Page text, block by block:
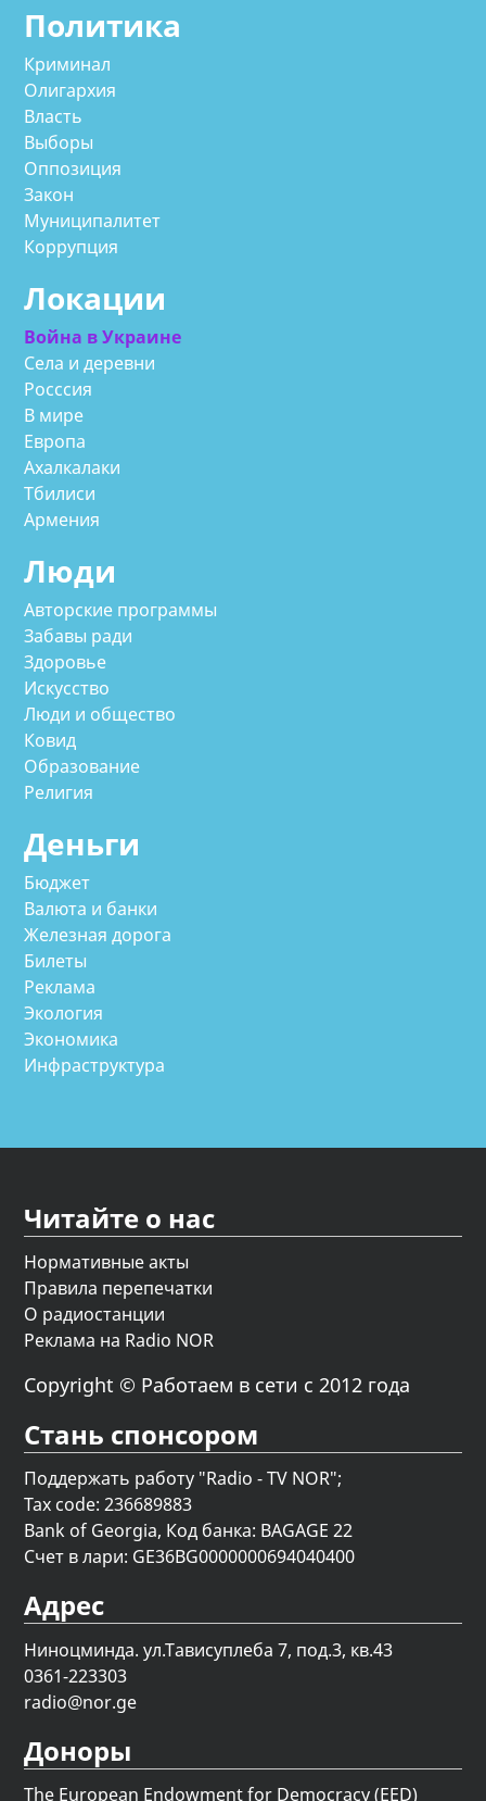
Политика
Криминал
Олигархия
Власть
Выборы
Оппозиция
Закон
Муниципалитет
Коррупция
Локации
Война в Украине
Села и деревни
Росссия
В мире
Европа
Ахалкалаки
Тбилиси
Армения
Люди
Авторские программы
Забавы ради
Здоровье
Искусство
Люди и общество
Ковид
Образование
Религия
Деньги
Бюджет
Валюта и банки
Железная дорога
Билеты
Реклама
Экология
Экономика
Инфраструктура
Читайте о нас
Нормативные акты
Правила перепечатки
О радиостанции
Реклама на Radio NOR
Copyright © Работаем в сети с 2012 года
Стань спонсором
Поддержать работу "Radio - TV NOR";
Tax code: 236689883
Bank of Georgia, Код банка: BAGAGE 22
Счет в лари: GE36BG0000000694040400
Адрес
Ниноцминда. ул.Тависуплеба 7, под.3, кв.43
0361-223303
radio@nor.ge
Доноры
The European Endowment for Democracy (EED)